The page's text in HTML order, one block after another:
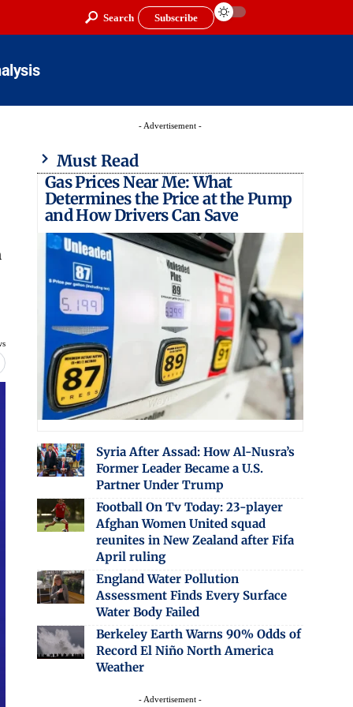
Search Subscribe
- Advertisement -
Must Read
Gas Prices Near Me: What
Determines the Price at the Pump
and How Drivers Can Save
Syria After Assad: How Al-Nusra’s
Former Leader Became a U.S.
Partner Under Trump
Football On Tv Today: 23-player
Afghan Women United squad
reunites in New Zealand after Fifa
April ruling
England Water Pollution
Assessment Finds Every Surface
Water Body Failed
Berkeley Earth Warns 90% Odds of
Record El Niño North America
Weather
- Advertisement -